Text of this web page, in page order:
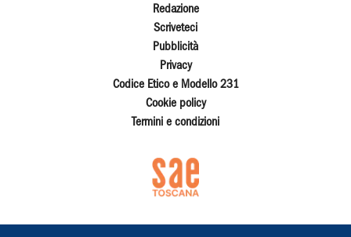
Redazione
Scriveteci
Pubblicità
Privacy
Codice Etico e Modello 231
Cookie policy
Termini e condizioni